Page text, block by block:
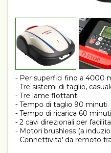
- Per superfici fino a 4000
- Tre sistemi di taglio,
- Tre lame flottanti
- Tempo di taglio 90 minuti
- Tempo di ricarica 60 minuti
- 2 cavi direzionali per
- Motori brushless (a
- Connettivita' da remoto